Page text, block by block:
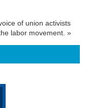
of union activists
labor movement. »